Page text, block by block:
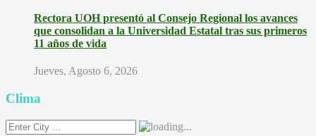
Rectora UOH presentó al Consejo Regional los avances
que consolidan a la Universidad Estatal tras sus primeros
11 años de vida
Jueves, Agosto 6, 2026
Clima